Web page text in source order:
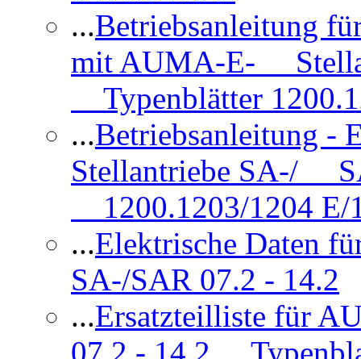
...Betriebsanleitung
mit AUMA-E-
Typenblätter
...Betriebsanleitung
Stellantriebe SA-/
1200.1203/1204 E/
...Elektrische Daten
SA-/SAR 07.2 - 14.2
...Ersatzteilliste für
07.2 - 14.2